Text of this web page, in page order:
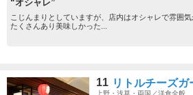
“オシャレ”
こじんまりとしていますが、店内はオシャレで雰囲
たくさんあり美味しかった...
11 リトルチーズガ
上野・浅草・両国／洋食全般